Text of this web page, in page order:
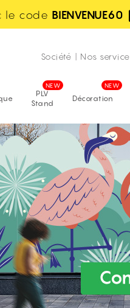
le code BIENVENUE60
Société | Nos
PLV
Stand
Décoration